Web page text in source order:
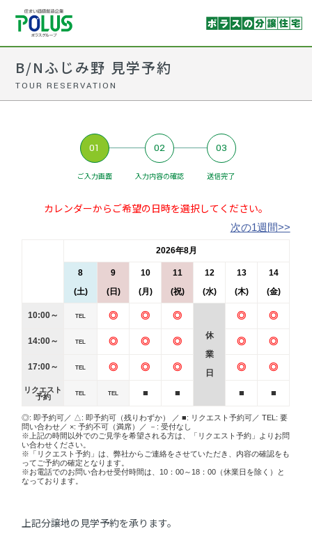
B/Nふじみ野 見学予約
TOUR RESERVATION
01
ご入力画面
02
入力内容の確認
03
送信完了
カレンダーからご希望の日時を選択してください。
次の1週間>>
2026年8月
8
(土)
9
(日)
10
(月)
11
(祝)
12
(水)
13
(木)
14
(金)
10:00～ TEL ◎ ◎ ◎
休
業
日
◎ ◎
14:00～ TEL ◎ ◎ ◎ ◎ ◎
17:00～ TEL ◎ ◎ ◎ ◎ ◎
リクエスト
予約
TEL TEL ■ ■ ■ ■
◎: 即予約可／ △: 即予約可（残りわずか） ／ ■: リクエスト予約可／ TEL: 要
問い合わせ／ ×: 予約不可（満席）／ －: 受付なし
※上記の時間以外でのご見学を希望される方は、「リクエスト予約」よりお問
い合わせください。
※「リクエスト予約」は、弊社からご連絡をさせていただき、内容の確認をも
ってご予約の確定となります。
※お電話でのお問い合わせ受付時間は、10：00～18：00（休業日を除く）と
なっております。
上記分譲地の見学予約を承ります。